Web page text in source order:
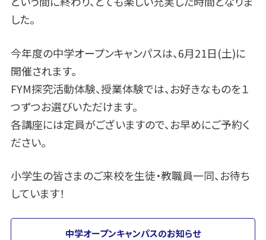
した。
今年度の中学オープンキャンパスは、6月21日(土)に
開催されます。
FYM探究活動体験、授業体験では、お好きなものを１
つずつお選びいただけます。
各講座には定員がございますので、お早めにご予約く
ださい。
小学生の皆さまのご来校を生徒・教職員一同、お待ち
しています！
中学オープンキャンパスのお知らせ